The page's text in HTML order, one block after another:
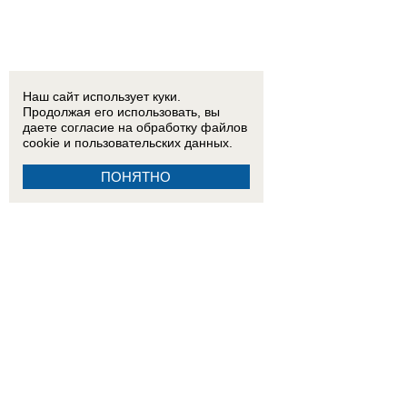
Наш сайт использует куки.
Продолжая его использовать, вы
даете согласие на обработку файлов
cookie и пользовательских данных.
ПОНЯТНО